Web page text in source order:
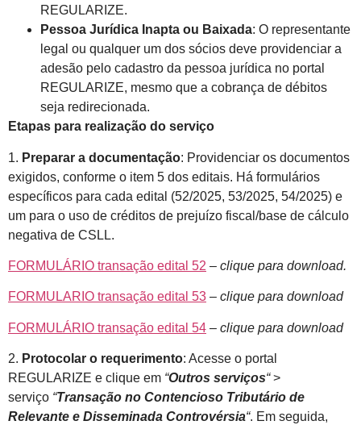
REGULARIZE.
Pessoa Jurídica Inapta ou Baixada: O representante
legal ou qualquer um dos sócios deve providenciar a
adesão pelo cadastro da pessoa jurídica no portal
REGULARIZE, mesmo que a cobrança de débitos
seja redirecionada.
Etapas para realização do serviço
1. Preparar a documentação: Providenciar os documentos
exigidos, conforme o item 5 dos editais. Há formulários
específicos para cada edital (52/2025, 53/2025, 54/2025) e
um para o uso de créditos de prejuízo fiscal/base de cálculo
negativa de CSLL.
FORMULÁRIO transação edital 52 – clique para download.
FORMULARIO transação edital 53 – clique para download
FORMULÁRIO transação edital 54 – clique para download
2. Protocolar o requerimento: Acesse o portal
REGULARIZE e clique em “Outros serviços“>
serviço “Transação no Contencioso Tributário de
Relevante e Disseminada Controvérsia“. Em seguida,